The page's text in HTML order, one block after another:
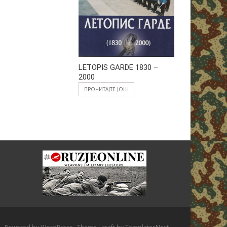
LETOPIS GARDE 1830 –
2000
ПРОЧИТАЈТЕ ЈОШ